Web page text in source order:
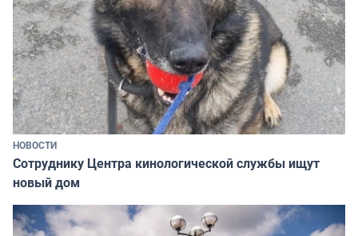
НОВОСТИ
Сотруднику Центра кинологической службы ищут
новый дом